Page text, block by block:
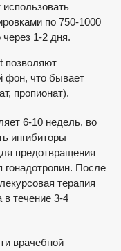
по 750-1000
1-2 дня.
позволяют
фон, что бывает
пропионат).
6-10 недель, во
ингибиторы
предотвращения
гонадотропин. После
терапия
течение 3-4
врачебной